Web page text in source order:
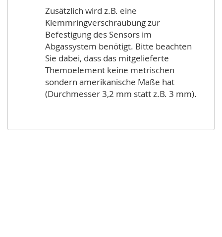
Zusätzlich wird z.B. eine
Klemmringverschraubung zur
Befestigung des Sensors im
Abgassystem benötigt. Bitte beachten
Sie dabei, dass das mitgelieferte
Themoelement keine metrischen
sondern amerikanische Maße hat
(Durchmesser 3,2 mm statt z.B. 3 mm).